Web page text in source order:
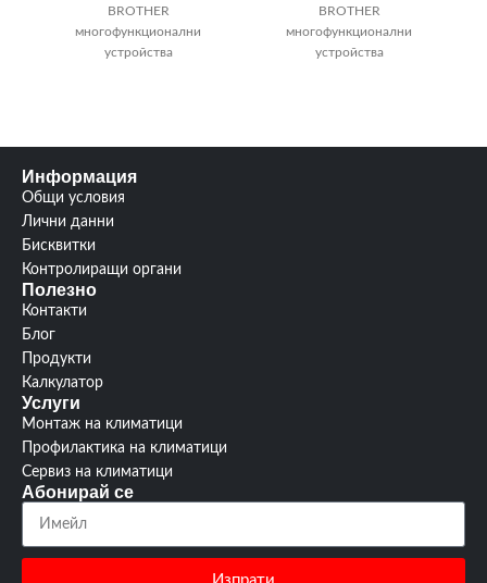
BROTHER
многофункционални
устройства
BROTHER
многофункционални
устройства
Информация
Общи условия
Лични данни
Бисквитки
Контролиращи органи
Полезно
Контакти
Блог
Продукти
Калкулатор
Услуги
Монтаж на климатици
Профилактика на климатици
Сервиз на климатици
Абонирай се
Изпрати